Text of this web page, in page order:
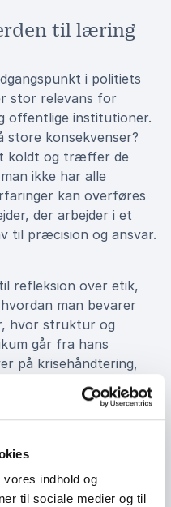
indhold og
til sociale medier og til
til læring
i politiets
stor relevans for
offentlige institutioner.
store konsekvenser?
koldt og træffer de
ikke har alle
kan overføres
der arbejder i et
til præcision og ansvar.
refleksion over etik,
man bevarer
hvor struktur og
går fra hans
på krisehåndtering,
i svære situationer.
til jeres
får I et foredrag,